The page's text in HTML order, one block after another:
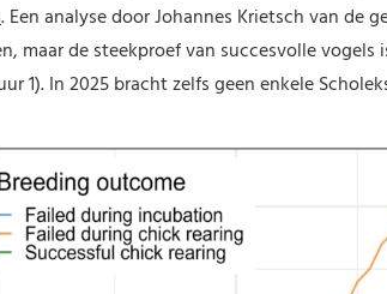
. Een analyse door Johannes Krietsch van de
maar de steekproef van succesvolle
1). In 2025 bracht zelfs geen enkele